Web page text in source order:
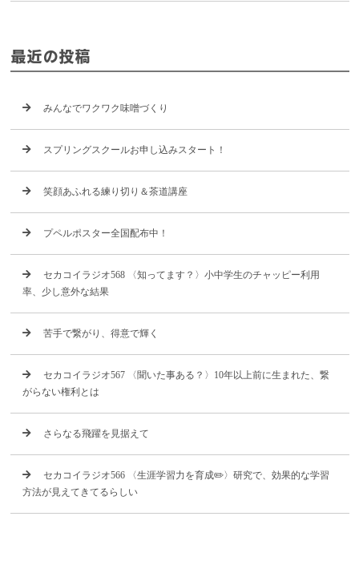
最近の投稿
みんなでワクワク味噌づくり
スプリングスクールお申し込みスタート！
笑顔あふれる練り切り＆茶道講座
プペルポスター全国配布中！
セカコイラジオ568 〈知ってます？〉小中学生のチャッピー利用
率、少し意外な結果
苦手で繋がり、得意で輝く
セカコイラジオ567 〈聞いた事ある？〉10年以上前に生まれた、繋
がらない権利とは
さらなる飛躍を見据えて
セカコイラジオ566 〈生涯学習力を育成✏️〉研究で、効果的な学習
方法が見えてきてるらしい